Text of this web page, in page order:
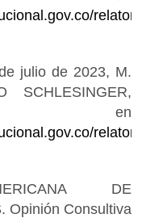
relatoria/
julio de 2023, M.
SCHLESINGER,
en
relatoria/
DE
Opinión Consultiva